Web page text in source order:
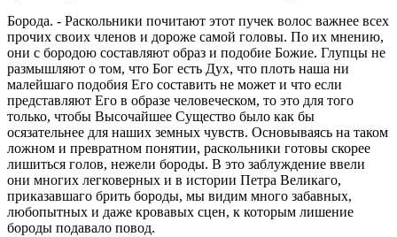
Борода. - Раскольники почитают этот пучек волос важнее всех
прочих своих членов и дороже самой головы. По их мнению,
они с бородою составляют образ и подобие Божие. Глупцы не
размышляют о том, что Бог есть Дух, что плоть наша ни
малейшаго подобия Его составить не может и что если
представляют Его в образе человеческом, то это для того
только, чтобы Высочайшее Существо было как бы
осязательнее для наших земных чувств. Основываясь на таком
ложном и превратном понятии, раскольники готовы скорее
лишиться голов, нежели бороды. В это заблуждение ввели
они многих легковерных и в истории Петра Великаго,
приказавшаго брить бороды, мы видим много забавных,
любопытных и даже кровавых сцен, к которым лишение
бороды подавало повод.